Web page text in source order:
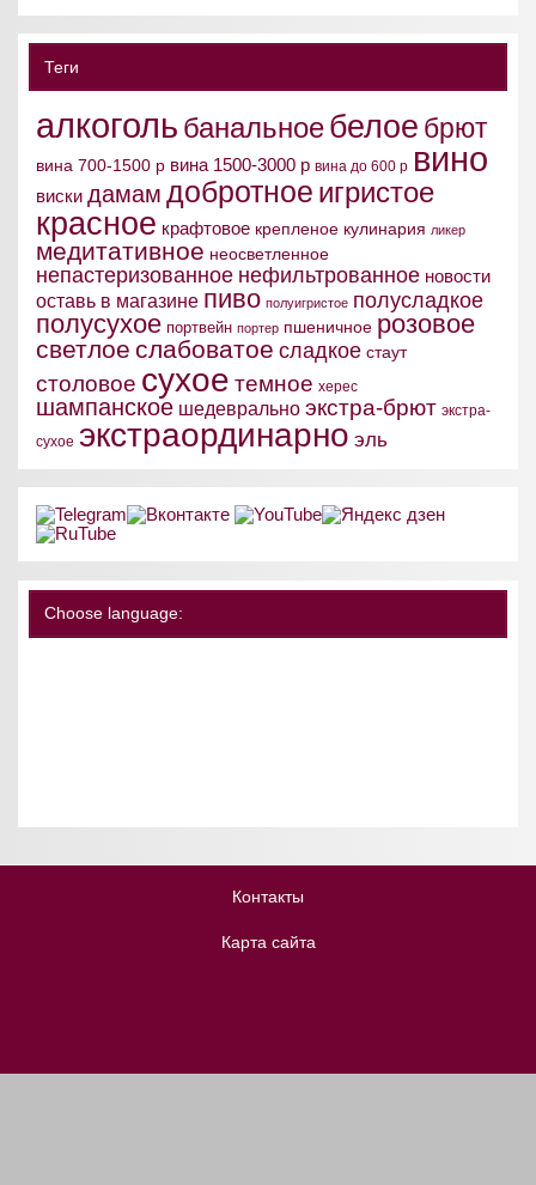
Теги
алкоголь банальноебелое брют
вина 700-1500 р вина 1500-3000 р вина до 600 р вино
виски дамам добротное игристое
красное крафтовое крепленое кулинария ликер
медитативное неосветленное
непастеризованное нефильтрованное новости
оставь в магазине пиво полуигристое полусладкое
полусухое портвейн портер пшеничное розовое
светлое слабоватое сладкое стаут
столовое сухое темное херес
шампанское шедеврально экстра-брют экстра-
сухое экстраординарно эль
Choose language:
Контакты
Карта сайта